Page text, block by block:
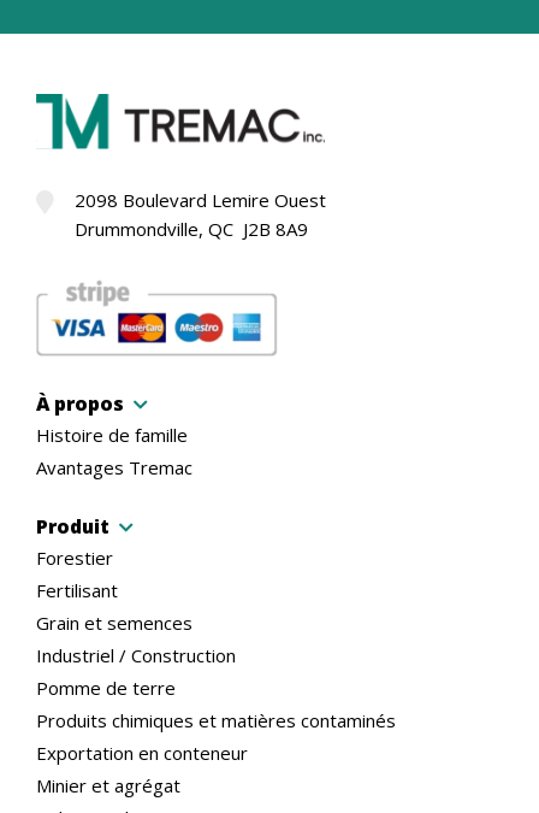
2098 Boulevard Lemire Ouest
Drummondville, QC J2B 8A9
À propos
Histoire de famille
Avantages Tremac
Produit
Forestier
Fertilisant
Grain et semences
Industriel / Construction
Pomme de terre
Produits chimiques et matières contaminés
Exportation en conteneur
Minier et agrégat